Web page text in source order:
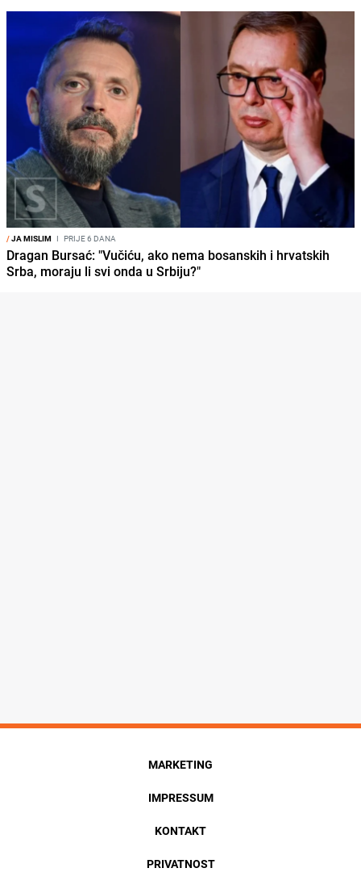
/JA MISLIM I PRIJE 6 DANA
Dragan Bursać: "Vučiću, ako nema bosanskih i hrvatskih
Srba, moraju li svi onda u Srbiju?"
MARKETING
IMPRESSUM
KONTAKT
PRIVATNOST